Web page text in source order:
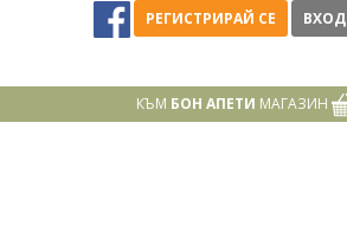
РЕГИСТРИРАЙ СЕ ВХОД
КЪМ БОН АПЕТИ МАГАЗИН